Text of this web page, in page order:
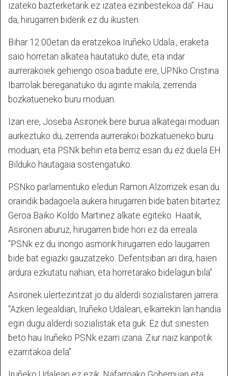
izateko bazterketarik ez izatea ezinbestekoa da”. Hau
da, hirugarren biderik ez du ikusten.
Bihar 12:00etan da eratzekoa Iruñeko Udala., eraketa
saio horretan alkatea hautatuko dute, eta indar
aurrerakoiek gehiengo osoa badute ere, UPNko Cristina
Ibarrolak bereganatuko du aginte makila, zerrenda
bozkatueneko buru moduan.
Izan ere, Joseba Asironek bere burua alkategai moduan
aurkeztuko du, zerrenda aurrerakoi bozkatueneko buru
moduan, eta PSNk behin eta berriz esan du ez duela EH
Bilduko hautagaia sostengatuko.
PSNko parlamentuko eledun Ramon Alzorrizek esan du
oraindik badagoela aukera hirugarren bide baten bitartez
Geroa Baiko Koldo Martinez alkate egiteko. Haatik,
Asironen aburuz, hirugarren bide hori ez da erreala:
“PSNk ez du inongo asmorik hirugarren edo laugarren
bide bat egiazki gauzatzeko. Defentsiban ari dira, haien
ardura ezkutatu nahian, eta horretarako bidelagun bila”.
Asironek ulertezintzat jo du alderdi sozialistaren jarrera:
“Azken legealdian, Iruñeko Udalean, elkarrekin lan handia
egin dugu alderdi sozialistak eta guk. Ez dut sinesten
beto hau Iruñeko PSNk ezarri izana. Ziur naiz kanpotik
ezarritakoa dela”.